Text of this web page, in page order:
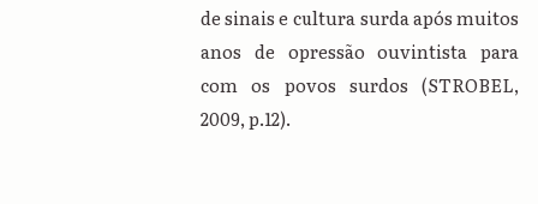
de sinais e cultura surda após muitos
anos de opressão ouvintista para
com os povos surdos (STROBEL,
2009, p.12).